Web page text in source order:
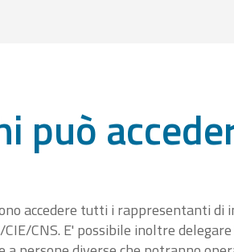
può
accedere tutti i rappresentanti di
CIE/CNS. E' possibile inoltre